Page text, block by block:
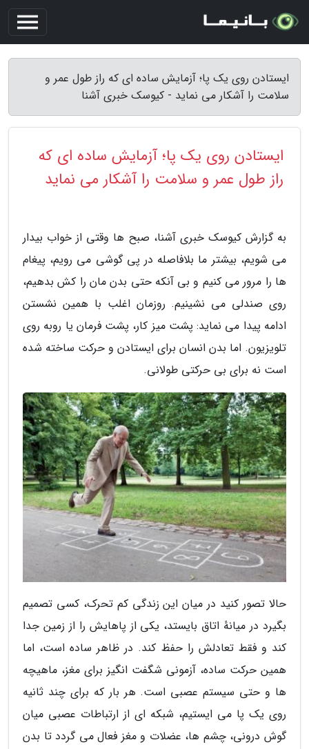
ایستادن روی یک پا؛ آزمایش ساده ای که راز طول عمر و
سلامت را آشکار می نماید - کیوسک خبری آشنا
ایستادن روی یک پا؛ آزمایش ساده ای که
راز طول عمر و سلامت را آشکار می نماید
به گزارش کیوسک خبری آشنا، صبح ها وقتی از خواب بیدار
می شویم، بیشتر ما بلافاصله در پی گوشی می رویم، پیغام
ها را مرور می کنیم و بی آنکه حتی بدن مان را کش بدهیم،
روی صندلی می نشینیم. روزمان اغلب با همین نشستن
ادامه پیدا می نماید: پشت میز کار، پشت فرمان یا روبه روی
تلویزیون. اما بدن انسان برای ایستادن و حرکت ساخته شده
است نه برای بی حرکتی طولانی.
حالا تصور کنید در میان این زندگی کم تحرک، کسی تصمیم
بگیرد در میانهٔ اتاق بایستد، یکی از پاهایش را از زمین جدا
کند و فقط تعادلش را حفظ کند. در ظاهر ساده است، اما
همین حرکت ساده، آزمونی شگفت انگیز برای مغز، ماهیچه
ها و حتی سیستم عصبی است. هر بار که برای چند ثانیه
روی یک پا می ایستیم، شبکه ای از ارتباطات عصبی میان
گوش درونی، چشم ها، عضلات و مغز فعال می گردد تا بدن